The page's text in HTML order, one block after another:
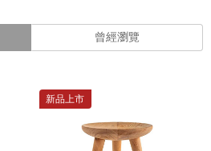
曾經瀏覽
新品上市